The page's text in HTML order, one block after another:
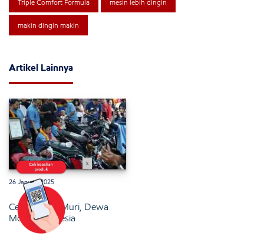
Triple Comfort Formula mesin lebih dingin
makin dingin makin
Artikel Lainnya
26 Januari 2025
Cetak Rekor Muri, Dewa
Motor Indonesia
x